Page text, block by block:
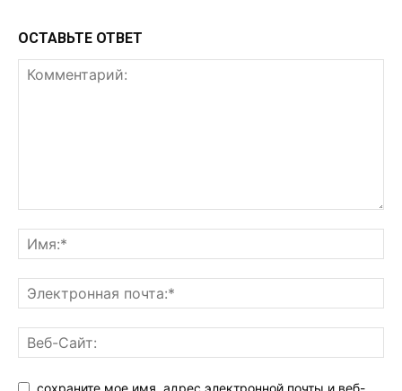
ОСТАВЬТЕ ОТВЕТ
сохраните мое имя, адрес электронной почты и веб-